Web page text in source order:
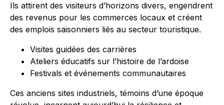
Ils attirent des visiteurs d’horizons divers, engendrent
des revenus pour les commerces locaux et créent
des emplois saisonniers liés au secteur touristique.
Visites guidées des carrières
Ateliers éducatifs sur l’histoire de l’ardoise
Festivals et événements communautaires
Ces anciens sites industriels, témoins d’une époque